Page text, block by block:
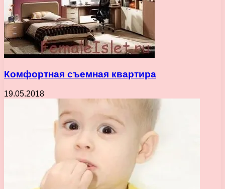
Комфортная съемная квартира
19.05.2018